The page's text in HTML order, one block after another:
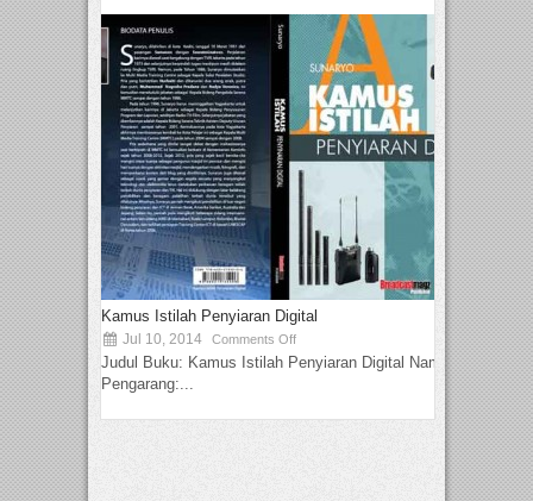
Kamus Istilah Penyiaran Digital
Jul 10, 2014 Comments Off
Judul Buku: Kamus Istilah Penyiaran Digital Nama
Pengarang:...